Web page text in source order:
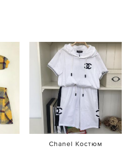
Chanel Костюм